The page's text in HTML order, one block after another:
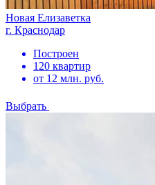
Новая Елизаветка
г. Краснодар
Построен
120 квартир
от 12 млн. руб.
Выбрать